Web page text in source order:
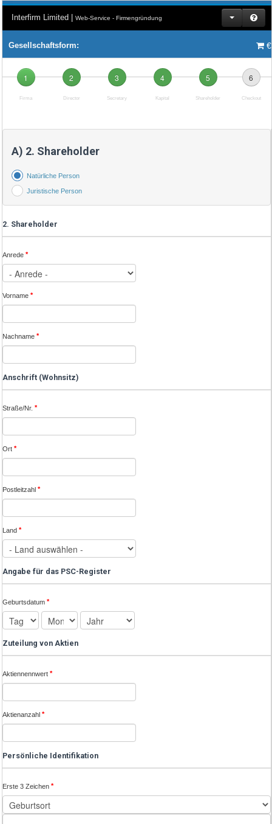
Interfirm Limited | Web-Service - Firmengründung
Gesellschaftsform: €
1
Firma
2
Director
3
Secretary
4
Kapital
5
Shareholder
6
Checkout
A) 2. Shareholder
Natürliche Person
Juristische Person
2. Shareholder
Anrede *
Vorname *
Nachname *
Anschrift (Wohnsitz)
Straße/Nr. *
Ort *
Postleitzahl *
Land *
Angabe für das PSC-Register
Geburtsdatum *
Zuteilung von Aktien
Aktiennennwert *
Aktienanzahl *
Persönliche Identifikation
Erste 3 Zeichen *